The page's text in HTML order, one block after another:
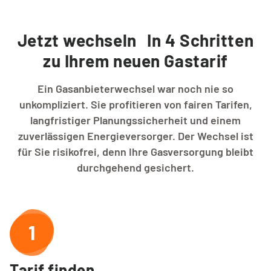
Jetzt wechseln In 4 Schritten
zu Ihrem neuen Gastarif
Ein Gasanbieterwechsel war noch nie so
unkompliziert. Sie profitieren von fairen Tarifen,
langfristiger Planungssicherheit und einem
zuverlässigen Energieversorger. Der Wechsel ist
für Sie risikofrei, denn Ihre Gasversorgung bleibt
durchgehend gesichert.
1